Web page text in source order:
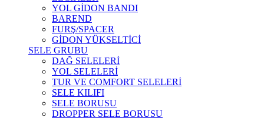
YOL GİDON BANDI
BAREND
FURŞ/SPACER
GİDON YÜKSELTİCİ
SELE GRUBU
DAĞ SELELERİ
YOL SELELERİ
TUR VE COMFORT SELELERİ
SELE KILIFI
SELE BORUSU
DROPPER SELE BORUSU